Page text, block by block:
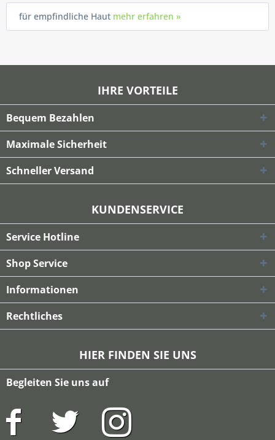
für empfindliche Haut mehr erfahren »
IHRE VORTEILE
Bequem Bezahlen
Maximale Sicherheit
Schneller Versand
KUNDENSERVICE
Service Hotline
Shop Service
Informationen
Rechtliches
HIER FINDEN SIE UNS
Begleiten Sie uns auf